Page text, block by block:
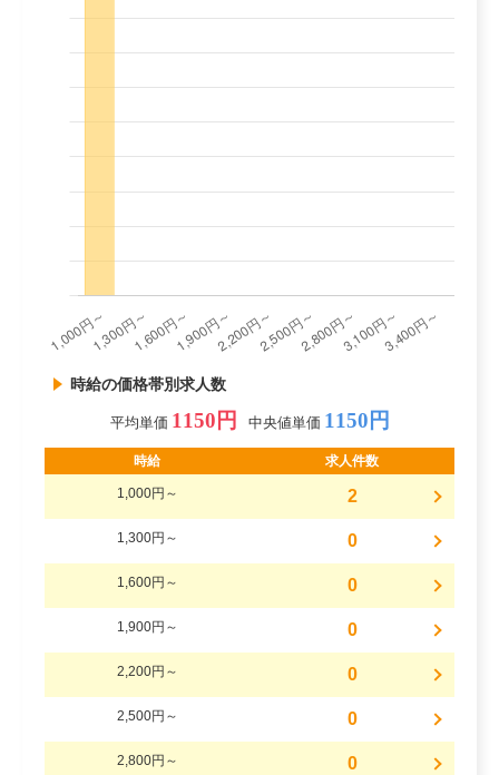
時給の価格帯別求人数
平均単価 1150円 中央値単価 1150円
時給 求人件数
1,000円～ 2
1,300円～ 0
1,600円～ 0
1,900円～ 0
2,200円～ 0
2,500円～ 0
2,800円～ 0